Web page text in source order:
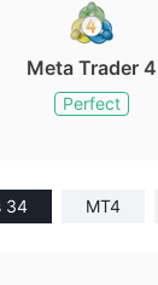
Meta Trader 4
Perfect
34 MT4